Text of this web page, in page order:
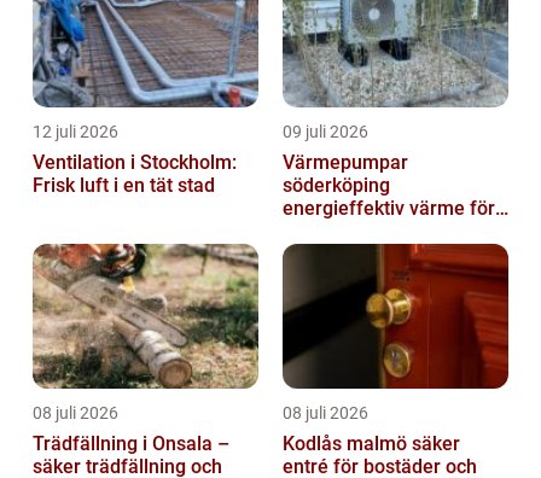
12 juli 2026
Ventilation i Stockholm:
Frisk luft i en tät stad
09 juli 2026
Värmepumpar
söderköping
energieffektiv värme för
08 juli 2026
Trädfällning i Onsala –
säker trädfällning och
08 juli 2026
Kodlås malmö säker
entré för bostäder och